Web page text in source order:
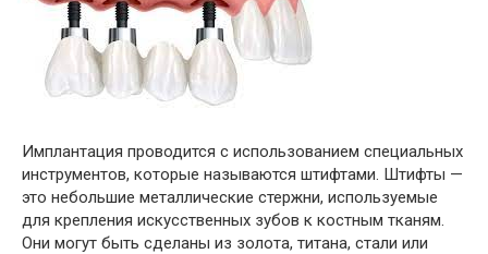
Имплантация проводится с использованием специальных
инструментов, которые называются штифтами. Штифты —
это небольшие металлические стержни, используемые
для крепления искусственных зубов к костным тканям.
Они могут быть сделаны из золота, титана, стали или